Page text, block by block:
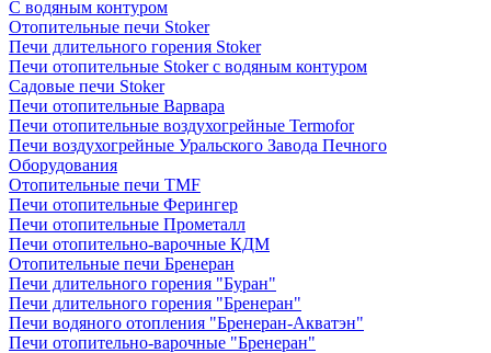
C водяным контуром
Отопительные печи Stoker
Печи длительного горения Stoker
Печи отопительные Stoker с водяным контуром
Садовые печи Stoker
Печи отопительные Варвара
Печи отопительные воздухогрейные Termofor
Печи воздухогрейные Уральского Завода Печного
Оборудования
Отопительные печи TMF
Печи отопительные Ферингер
Печи отопительные Прометалл
Печи отопительно-варочные КДМ
Отопительные печи Бренеран
Печи длительного горения "Буран"
Печи длительного горения "Бренеран"
Печи водяного отопления "Бренеран-Акватэн"
Печи отопительно-варочные "Бренеран"